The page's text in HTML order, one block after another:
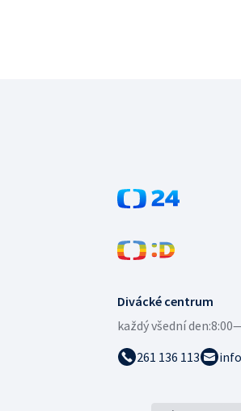
Divácké centrum
každý všední den:
261 136 113